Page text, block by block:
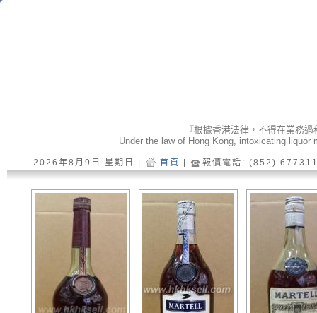
『根據香港法律，不得在業務
Under the law of Hong Kong, intoxicating
2026年8月9日 星期日 | 首頁 | 報價電話: (852)